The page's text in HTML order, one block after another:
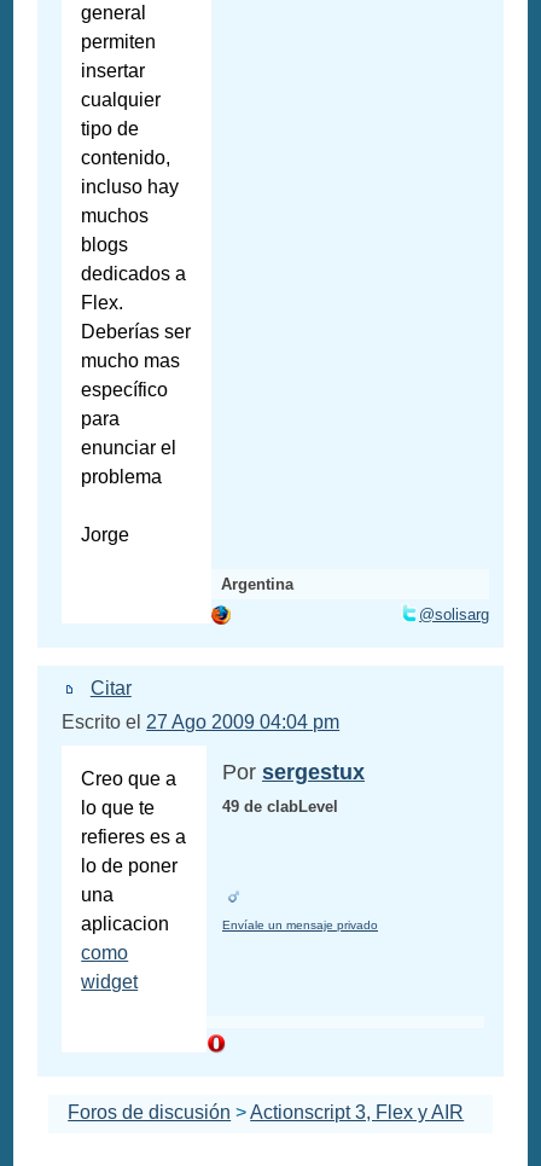
general
permiten
insertar
cualquier
tipo de
contenido,
incluso hay
muchos
blogs
dedicados a
Flex.
Deberías ser
mucho mas
específico
para
enunciar el
problema
Jorge
Argentina
@solisarg
Citar
Escrito el 27 Ago 2009 04:04 pm
Creo que a
lo que te
refieres es a
lo de poner
una
aplicacion
como
widget
Por sergestux
49 de clabLevel
Envíale un mensaje privado
Foros de discusión >Actionscript 3, Flex y AIR